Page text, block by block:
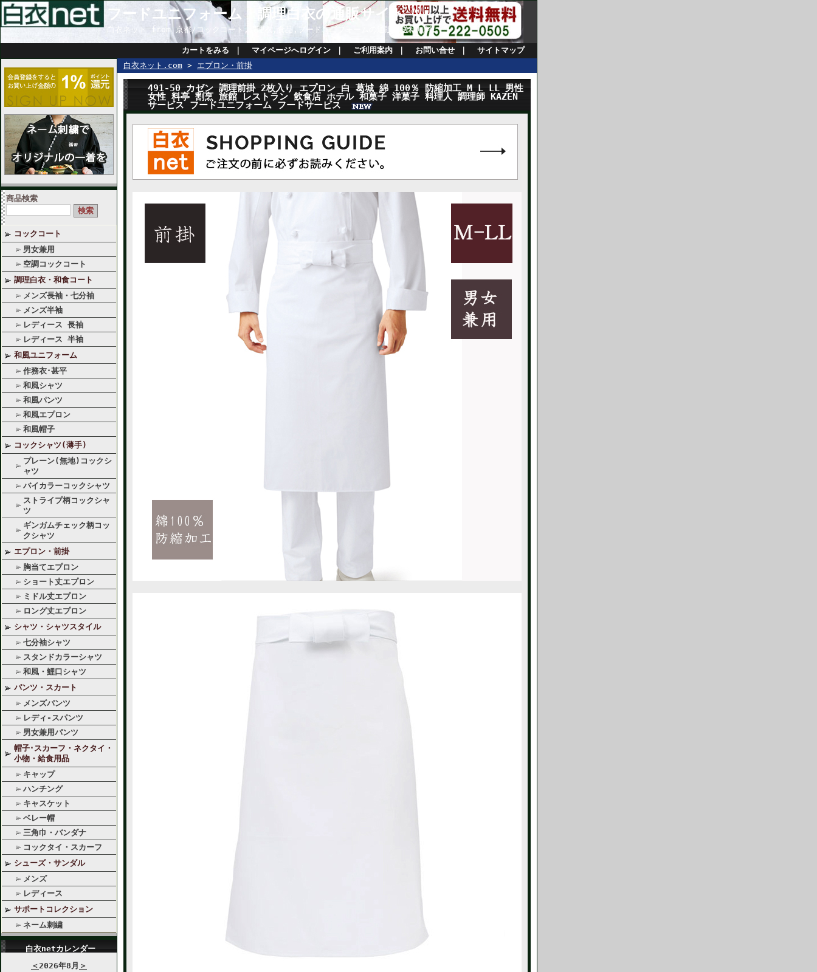
フードユニフォーム・調理白衣の通販サイト
白衣ネット from 京都/コックコート,調理衣,食品,フードユニフォームの通販。送料無料
カートをみる マイページへログイン ご利用案内 お問い合せ サイトマップ
商品検索
コックコート
男女兼用
空調コックコート
調理白衣・和食コート
メンズ長袖・七分袖
メンズ半袖
レディース 長袖
レディース 半袖
和風ユニフォーム
作務衣･甚平
和風シャツ
和風パンツ
和風エプロン
和風帽子
コックシャツ(薄手)
プレーン(無地)コックシ
ャツ
バイカラーコックシャツ
ストライプ柄コックシャ
ツ
ギンガムチェック柄コッ
クシャツ
エプロン・前掛
胸当てエプロン
ショート丈エプロン
ミドル丈エプロン
ロング丈エプロン
シャツ・シャツスタイル
七分袖シャツ
スタンドカラーシャツ
和風・鯉口シャツ
パンツ・スカート
メンズパンツ
レディ-スパンツ
男女兼用パンツ
帽子･スカーフ・ネクタイ・
小物・給食用品
キャップ
ハンチング
キャスケット
ベレー帽
三角巾・バンダナ
コックタイ・スカーフ
シューズ・サンダル
メンズ
レディース
サポートコレクション
ネーム刺繍
白衣netカレンダー
＜2026年8月 ＞
白衣ネット.com > エプロン・前掛
491-50 カゼン 調理前掛 2枚入り エプロン 白 葛城 綿 100％ 防縮加工 M L LL 男性
女性 料亭 割烹 旅館 レストラン 飲食店 ホテル 和菓子 洋菓子 料理人 調理師 KAZEN
サービス フードユニフォーム フードサービス